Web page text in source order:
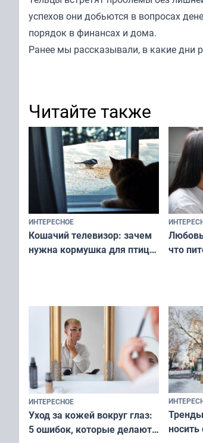
успехов они добьются в вопросах
порядок в финансах и дома.
Ранее мы рассказывали, в какие дни
Читайте также
ИНТЕРЕСНОЕ
Кошачий телевизор: зачем
нужна кормушка для птиц
что
ИНТЕРЕСНОЕ
Уход за кожей вокруг глаз:
5 ошибок, которые делают
носить